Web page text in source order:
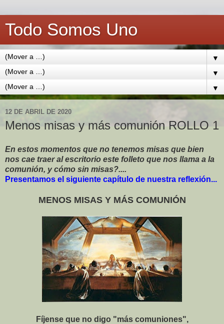
Todo Somos Uno
▼
▼
▼
12 DE ABRIL DE 2020
Menos misas y más comunión ROLLO 1
En estos momentos que no tenemos misas que bien
nos cae traer al escritorio este folleto que nos llama a la
comunión, y cómo sin misas?....
Presentamos el siguiente capítulo de nuestra reflexión...
MENOS MISAS Y MÁS COMUNIÓN
Fíjense que no digo "más comuniones",